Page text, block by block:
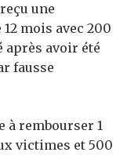
une
mois avec 200
après avoir été
fausse
à rembourser 1
victimes et 500